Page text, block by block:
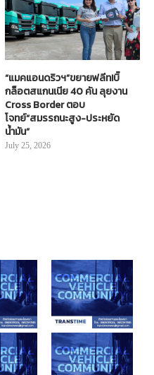
“แมคแอนดริวฯ”ขยายฟลีท!บิ๊
กล็อตสแกนเนีย 40 คัน ลุยงาน
Cross Border ตอบ
โจทย์“สมรรถนะสูง-ประหยัด
น้ำมัน”
July 25, 2026